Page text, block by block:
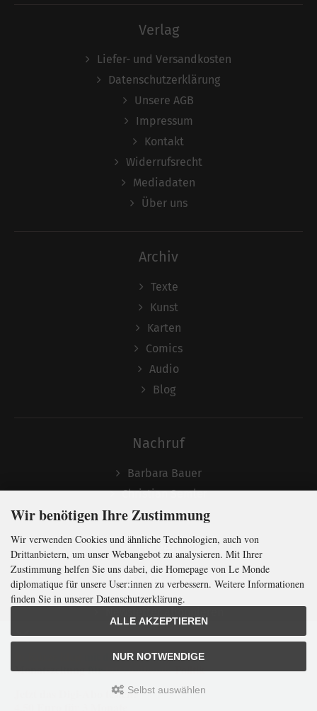
mit der weltweitgrößten
MonatszeitungfürinternationalePolitik
Jetzt das Digi-Abo testen:
Verlag
Liefer- und Versandkosten
Datenschutzerklärung
Unsere AGB
Impressum
Kontakt
Widerrufsrecht
Mediadaten
Über uns
Archiv
Texte
Kunst
Karten
Comics
Audio
Blog
Nachruf
Barbara Bauer
Christian Semler
Folgen
LMd © 2026 | Template © 2009-2026 bymodified eCommerce Shopsoftware
Wir benötigen Ihre Zustimmung
Wir verwenden Cookies und ähnliche Technologien, auch von
Drittanbietern, um unser Webangebot zu analysieren. Mit Ihrer
Zustimmung helfen Sie uns dabei, die Homepage von Le Monde
diplomatique für unsere User:innen zu verbessern. Weitere Informationen
finden Sie in unserer Datenschutzerklärung.
ALLE AKZEPTIEREN
NUR NOTWENDIGE
Selbst auswählen